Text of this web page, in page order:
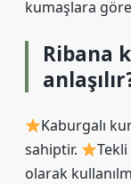
kumaşlara göre
Ribana
Kaburgalı
sahiptir.
olarak